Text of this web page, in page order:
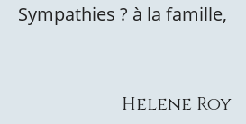
Sympathies ? à la famille,
Helene Roy